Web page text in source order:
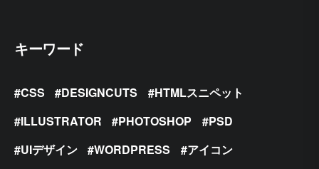
キーワード
CSS DESIGNCUTS
HTMLスニペット
ILLUSTRATOR
PHOTOSHOP
PSD
UIデザイン
WORDPRESS
アイコン